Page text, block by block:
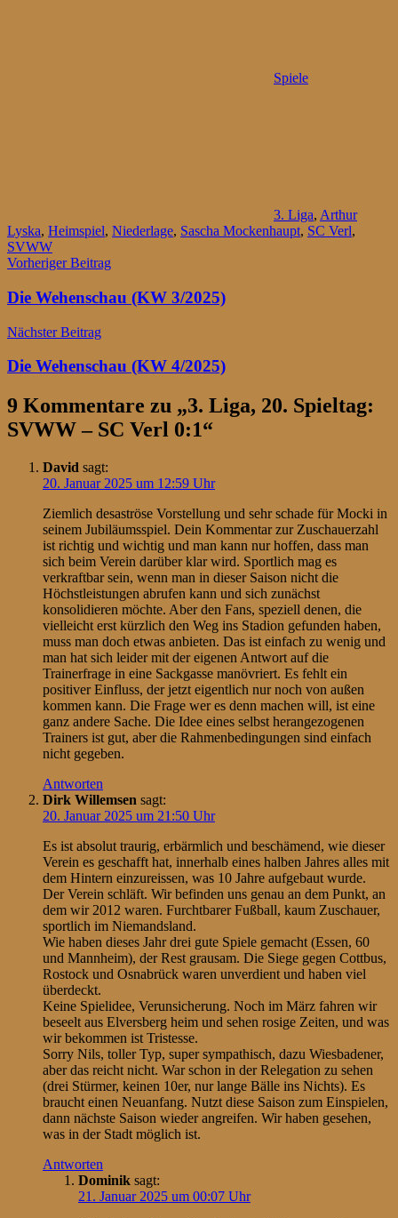
Spiele
3. Liga, Arthur
Lyska, Heimspiel, Niederlage, Sascha Mockenhaupt, SC Verl,
SVWW
Beitragsnavigation
Vorheriger Beitrag
Die Wehenschau (KW 3/2025)
Nächster Beitrag
Die Wehenschau (KW 4/2025)
9 Kommentare zu „3. Liga, 20. Spieltag:
SVWW – SC Verl 0:1“
David sagt:
20. Januar 2025 um 12:59 Uhr
Ziemlich desaströse Vorstellung und sehr schade für Mocki in
seinem Jubiläumsspiel. Dein Kommentar zur Zuschauerzahl
ist richtig und wichtig und man kann nur hoffen, dass man
sich beim Verein darüber klar wird. Sportlich mag es
verkraftbar sein, wenn man in dieser Saison nicht die
Höchstleistungen abrufen kann und sich zunächst
konsolidieren möchte. Aber den Fans, speziell denen, die
vielleicht erst kürzlich den Weg ins Stadion gefunden haben,
muss man doch etwas anbieten. Das ist einfach zu wenig und
man hat sich leider mit der eigenen Antwort auf die
Trainerfrage in eine Sackgasse manövriert. Es fehlt ein
positiver Einfluss, der jetzt eigentlich nur noch von außen
kommen kann. Die Frage wer es denn machen will, ist eine
ganz andere Sache. Die Idee eines selbst herangezogenen
Trainers ist gut, aber die Rahmenbedingungen sind einfach
nicht gegeben.
Antworten
Dirk Willemsen sagt:
20. Januar 2025 um 21:50 Uhr
Es ist absolut traurig, erbärmlich und beschämend, wie dieser
Verein es geschafft hat, innerhalb eines halben Jahres alles mit
dem Hintern einzureissen, was 10 Jahre aufgebaut wurde.
Der Verein schläft. Wir befinden uns genau an dem Punkt, an
dem wir 2012 waren. Furchtbarer Fußball, kaum Zuschauer,
sportlich im Niemandsland.
Wie haben dieses Jahr drei gute Spiele gemacht (Essen, 60
und Mannheim), der Rest grausam. Die Siege gegen Cottbus,
Rostock und Osnabrück waren unverdient und haben viel
überdeckt.
Keine Spielidee, Verunsicherung. Noch im März fahren wir
beseelt aus Elversberg heim und sehen rosige Zeiten, und was
wir bekommen ist Tristesse.
Sorry Nils, toller Typ, super sympathisch, dazu Wiesbadener,
aber das reicht nicht. War schon in der Relegation zu sehen
(drei Stürmer, keinen 10er, nur lange Bälle ins Nichts). Es
braucht einen Neuanfang. Nutzt diese Saison zum Einspielen,
dann nächste Saison wieder angreifen. Wir haben gesehen,
was in der Stadt möglich ist.
Antworten
Dominik sagt:
21. Januar 2025 um 00:07 Uhr